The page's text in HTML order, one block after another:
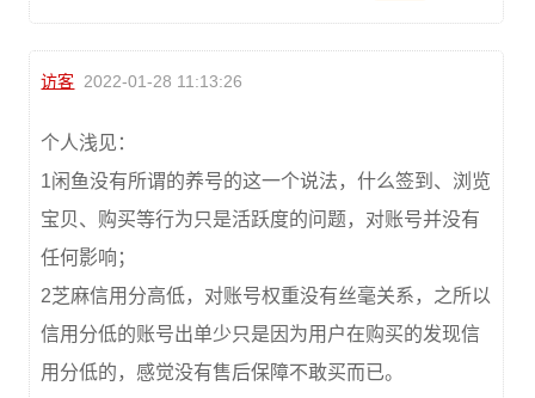
访客 2022-01-28 11:13:26
个人浅见：
1闲鱼没有所谓的养号的这一个说法，什么签到、浏览
宝贝、购买等行为只是活跃度的问题，对账号并没有
任何影响；
2芝麻信用分高低，对账号权重没有丝毫关系，之所以
信用分低的账号出单少只是因为用户在购买的发现信
用分低的，感觉没有售后保障不敢买而已。